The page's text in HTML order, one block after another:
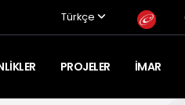
Türkçe
PROJELER İMAR